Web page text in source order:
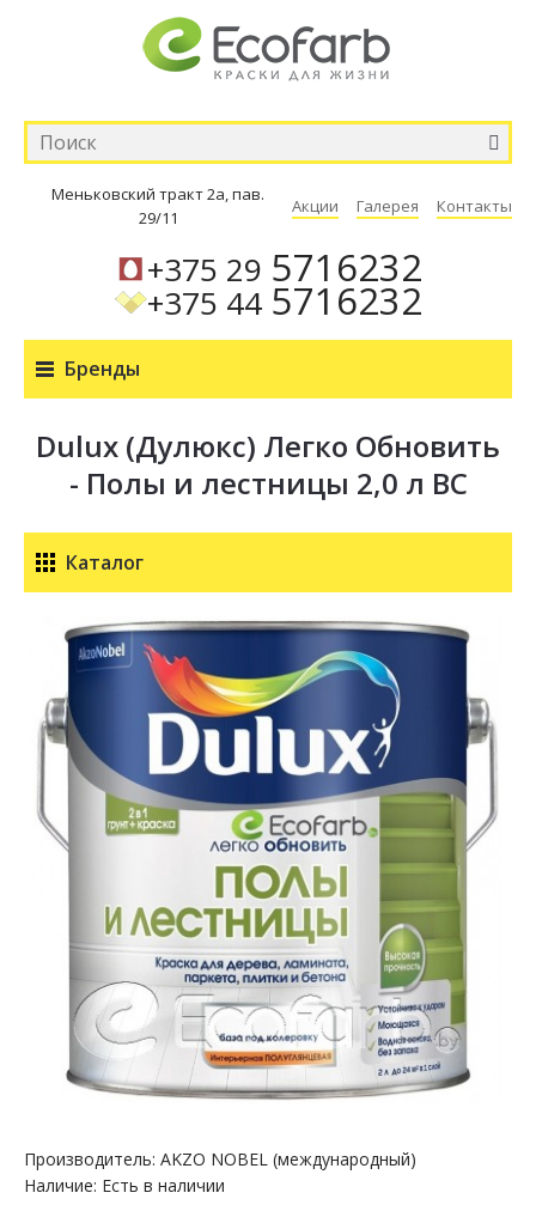
Меньковский тракт 2а, пав.
29/11
Акции Галерея Контакты
+375 29 5716232
+375 445716232
Бренды
Dulux (Дулюкс) Легко Обновить
- Полы и лестницы 2,0 л BC
Каталог
Производитель: AKZO NOBEL (международный)
Наличие: Есть в наличии